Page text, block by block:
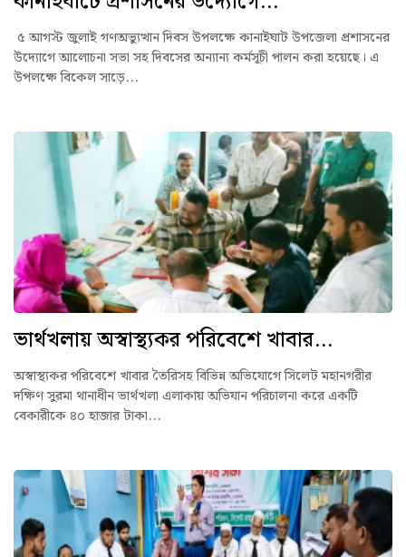
৫ আগস্ট জুলাই গণঅভ্যুত্থান দিবস উপলক্ষে কানাইঘাট উপজেলা প্রশাসনের
উদ্যোগে আলোচনা সভা সহ দিবসের অন্যান্য কর্মসূচী পালন করা হয়েছে। এ
উপলক্ষে বিকেল সাড়ে...
ভার্থখলায় অস্বাস্থ্যকর পরিবেশে খাবার...
অস্বাস্থ্যকর পরিবেশে খাবার তৈরিসহ বিভিন্ন অভিযোগে সিলেট মহানগরীর
দক্ষিণ সুরমা থানাধীন ভার্থখলা এলাকায় অভিযান পরিচালনা করে একটি
বেকারীকে ৪০ হাজার টাকা...